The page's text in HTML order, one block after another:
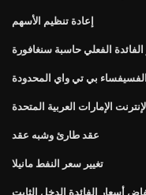
إعادة تنظيم الأسهم
الفعلي حاسبة سنغافورة
بي تي واي المحدودة
الإمارات العربية المتحدة
عقد طارئ وشبه عقد
تغيير سعر النفط مانيلا
أسعار الفائدة الدخل الثابت